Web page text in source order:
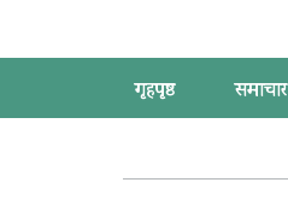
गृहपृष्ठ समाचार